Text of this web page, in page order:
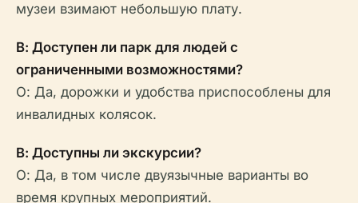
музеи взимают небольшую плату.
В: Доступен ли парк для людей с
ограниченными возможностями?
О: Да, дорожки и удобства приспособлены для
инвалидных колясок.
В: Доступны ли экскурсии?
О: Да, в том числе двуязычные варианты во
время крупных мероприятий.